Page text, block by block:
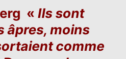
« Ils sont
âpres, moins
comme